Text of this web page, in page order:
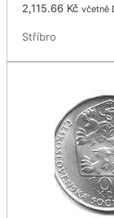
2,115.66 Kč včetně
Stříbro